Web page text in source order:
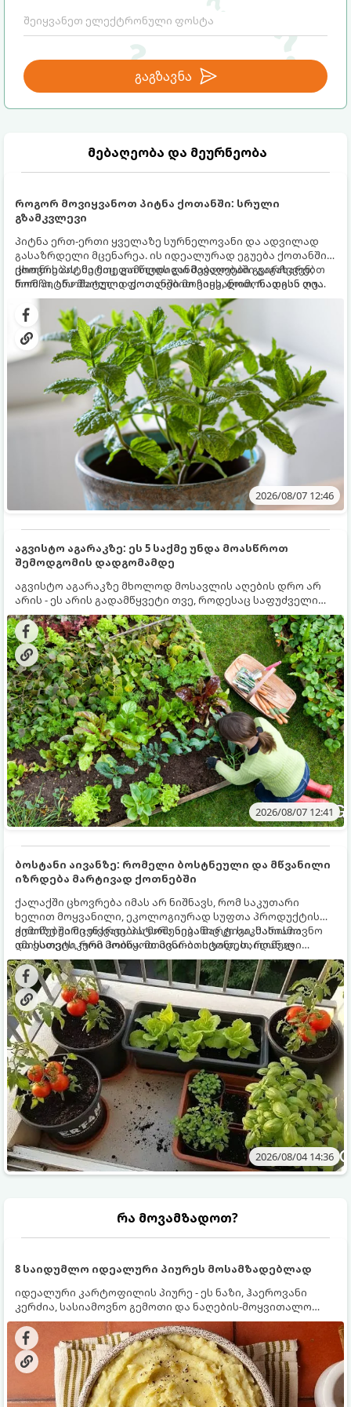
გაგზავნა
მებაღეობა და მეურნეობა
როგორ მოვიყვანოთ პიტნა ქოთანში: სრული
გზამკვლევი
პიტნა ერთ-ერთი ყველაზე სურნელოვანი და ადვილად
გასაზრდელი მცენარეა. ის იდეალურად ეგუება ქოთანში
ცხოვრებას, მეტიც, გამოცდილი მებაღეები გვირჩევენ,
რომ პიტნა მხოლოდ ქოთანში მოვიყვანოთ, რადგან ღია
გრუნტში (ბაღში) დარგვისას ის ფესვებით ძალიან
სწრაფად ვრცელდება და სხვა მცენარეებს ავიწროებს.
ქოთნის პიტნა მთელი წლის განმავლობაში გაგახარებთ
ნორჩი, არომატული ფოთლებით ჩაის, ლიმონათისა თუ
კერძებისთვის.
2026/08/07 12:46
აგვისტო აგარაკზე: ეს 5 საქმე უნდა მოასწროთ
შემოდგომის დადგომამდე
აგვისტო აგარაკზე მხოლოდ მოსავლის აღების დრო არ
არის - ეს არის გადამწყვეტი თვე, როდესაც საფუძველი
ეყრება მომავალი წლის მოსავალს და ბაღი მზადდება
შემოდგომა-ზამთრის სეზონისთვის. იმისათვის, რომ
ნიადაგმა ენერგია აღიდგინოს, ხოლო მცენარეებმა
ზამთარს გაუძლონ, აგვისტოს ბოლომდე 5
მნიშვნელოვანი საქმის გაკეთება უნდა მოასწროთ:
2026/08/07 12:41
ბოსტანი აივანზე: რომელი ბოსტნეული და მწვანილი
იზრდება მარტივად ქოთნებში
ქალაქში ცხოვრება იმას არ ნიშნავს, რომ საკუთარი
ხელით მოყვანილი, ეკოლოგიურად სუფთა პროდუქტის
გემოზე უარი თქვათ. პატარა აივანიც კი საკმარისია
იმისათვის, რომ მოიწყოთ მინი-ბოსტანი, საიდანაც
ყოველდღიურად ახალ, არომატულ მწვანილსა და
ბოსტნეულს მოკრეფთ.
ქოთნებში მცენარეების მოშენება მარტივი, სასიამოვნო
და ესთეტიკური ჰობია. მთავარია იცოდეთ, რომელი
კულტურები ეგუებიან ქოთნის პირობებს ყველაზე კარგად
და როგორ მოუაროთ მათ სწორად.
2026/08/04 14:36
რა მოვამზადოთ?
8 საიდუმლო იდეალური პიურეს მოსამზადებლად
იდეალური კარტოფილის პიურე - ეს ნაზი, ჰაეროვანი
კერძია, სასიამოვნო გემოთი და ნაღების-მოყვითალო
ფერით. მისი მომზადება ძალიან მარტივია, მაგრამ
არსებობს რამდენიმე საიდუმლო, რომლებიც უნდა
იცოდეთ, რომ პიურე იდეალურად გემრიელი გამოვიდეს.